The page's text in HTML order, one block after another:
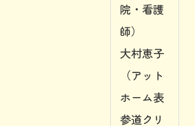
院・看護
師）
大村恵子
（アット
ホーム表
参道クリ